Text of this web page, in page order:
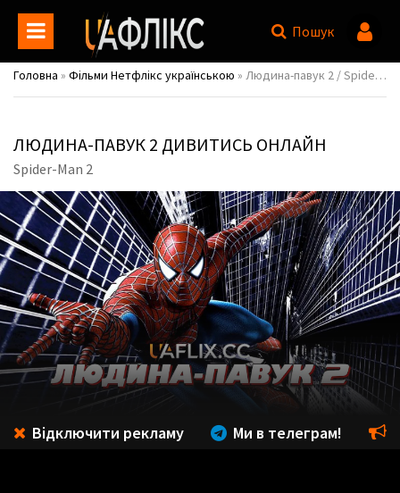
Пошук
Головна » Фільми Нетфлікс українською » Людина-павук 2 / Spider-Man 2
ЛЮДИНА-ПАВУК 2 ДИВИТИСЬ ОНЛАЙН
Spider-Man 2
Відключити рекламу Ми в телеграм!